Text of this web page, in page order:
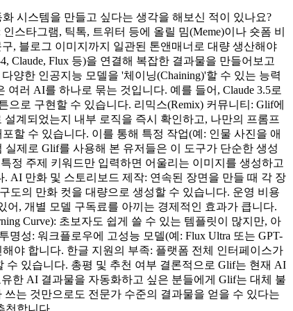
시스템을 만들고 싶다는 생각을 해보신 적이 있나요?
스타그램, 틱톡, 트위터 등에 올릴 밈(Meme)이나 숏폼 비
, 블로그 이미지까지 일관된 톤앤매너로 대량 생산해야
Flux 등)을 연결해 복잡한 결과물을 만들어보고
양한 인공지능 모델을 '체이닝(Chaining)'할 수 있는 능력
러 AI를 하나로 묶는 것입니다. 예를 들어, Claude 3.5로
로 구현할 수 있습니다. 리믹스(Remix) 커뮤니티: Glif에
계되었는지 내부 로직을 즉시 확인하고, 나만의 프롬프
할 수 있습니다. 이를 통해 특정 작업(예: 인물 사진을 애
제로 Glif를 사용해 본 유저들은 이 도구가 단순한 생성
정 주제 키워드만 입력하면 어울리는 이미지를 생성하고
AI 만화 및 스토리보드 제작: 연속된 장면을 만들 때 각 장
도의 만화 컷을 대량으로 생성할 수 있습니다. 운영 비용
, 개별 모델 구독료를 아끼는 경제적인 효과가 큽니다.
Curve): 초보자도 쉽게 쓸 수 있는 템플릿이 많지만, 아
성: 워크플로우에 고성능 모델(예: Flux Ultra 또는 GPT-
야 합니다. 한글 지원의 부족: 플랫폼 전체 인터페이스가
있습니다. 총평 및 추천 여부 결론적으로 Glif는 현재 AI
한 AI 결과물을 자동화하고 싶은 분들에게 Glif는 대체 불
는 것만으로도 전문가 수준의 결과물을 얻을 수 있다는
천합니다.